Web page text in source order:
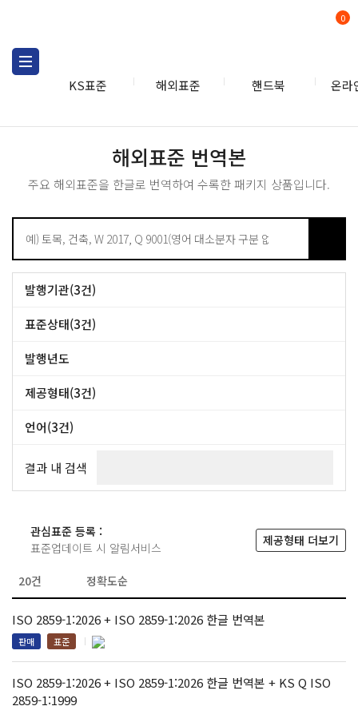
KS표준 해외표준 핸드북 온라
0
해외표준 번역본
주요 해외표준을 한글로 번역하여 수록한 패키지 상품입니다.
발행기관(3건)
ISO (3건)
표준상태(3건)
표준 (3건)
발행년도
제공형태(3건)
PDF (3건)
언어(3건)
영어 (3건)
결과 내 검색
관심표준 등록 :
표준업데이트 시 알림서비스
제공형태 더보기
ISO 2859-1:2026 + ISO 2859-1:2026 한글 번역본
판매 표준
ISO 2859-1:2026 + ISO 2859-1:2026 한글 번역본 + KS Q ISO
2859-1:1999